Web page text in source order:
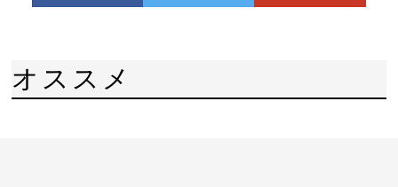
オススメ